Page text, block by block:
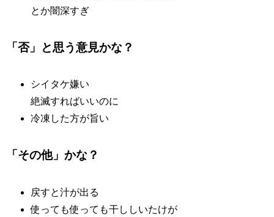
とか闇深すぎ
「否」と思う意見かな？
シイタケ嫌い
絶滅すればいいのに
冷凍した方が旨い
「その他」かな？
戻すと汁が出る
使っても使っても干ししいたけが